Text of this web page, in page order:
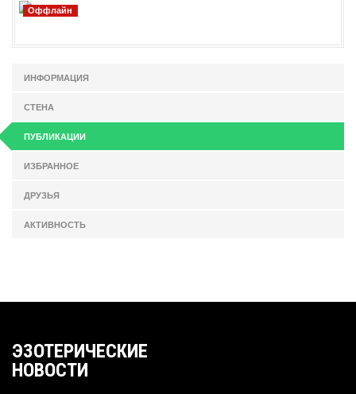
Оффлайн
ИНФОРМАЦИЯ
СТЕНА
ПУБЛИКАЦИИ
ИЗБРАННОЕ
ДРУЗЬЯ
АКТИВНОСТЬ
ЭЗОТЕРИЧЕСКИЕ
НОВОСТИ